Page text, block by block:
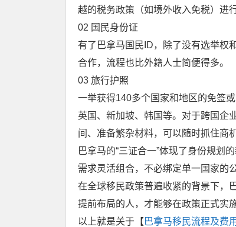
越的税务政策（如境外收入免税）进
02 国民身份证
有了巴拿马国民ID，除了没有选举权
合作，流程也比外籍人士简便得多。
03 旅行护照
一举获得140多个国家和地区的免签
英国、新加坡、韩国等。对于跨国企
间、准备繁杂材料，可以随时抓住商
巴拿马的“三证合一”体现了身份规
需求灵活组合，不必绑定单一国家的
在全球移民政策普遍收紧的背景下，
提前布局的人，才能够在政策正式实
以上就是关于【 巴拿马移民流程及费用